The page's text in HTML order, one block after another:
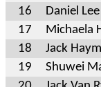
16
Daniel Lee
17
Michaela
18
Jack
19
Shuwei